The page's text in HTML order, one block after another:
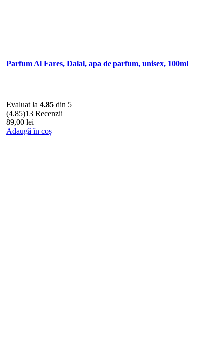
Parfum Al Fares, Dalal, apa de parfum, unisex, 100ml
Evaluat la 4.85 din 5
(4.85)13 Recenzii
89,00 lei
Adaugă în coș